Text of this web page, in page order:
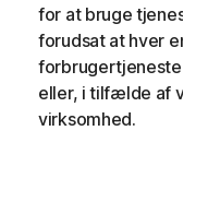
for at bruge
forudsat at hver
eller, i tilfælde af
virksomhed.